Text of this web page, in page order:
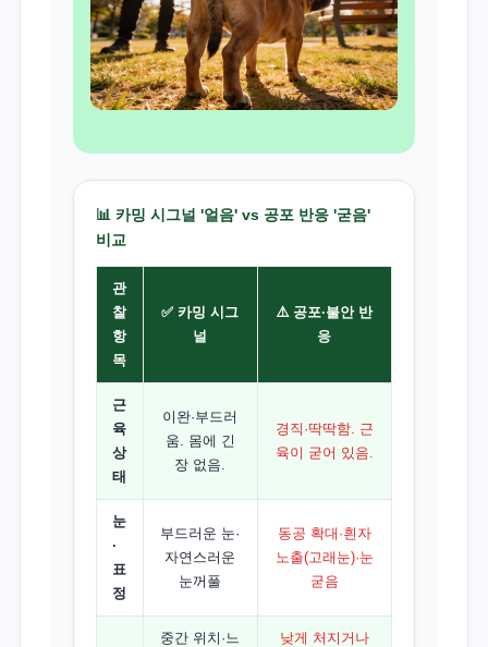
📊 카밍 시그널 '얼음' vs 공포 반응 '굳음'
비교
관
찰
항
목
✅ 카밍 시그
널
⚠️ 공포·불안 반
응
근
육
상
태
이완·부드러
움. 몸에 긴
장 없음.
경직·딱딱함. 근
육이 굳어 있음.
눈
·
표
정
부드러운 눈·
자연스러운
눈꺼풀
동공 확대·흰자
노출(고래눈)·눈
굳음
중간 위치·느
낮게 처지거나